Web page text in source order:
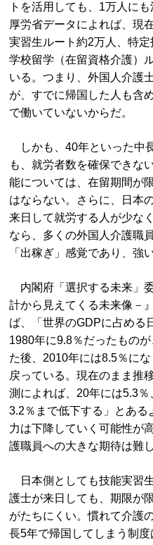
トを活用しても、1万人に
厚労省データによれば、現
実習生ルート約2万人、特
学校留学（在留資格介護）
いる。つまり、外国人介護
が、すでに帰国した人も含
で働いていないからだ。
しかも、40年といった中
も、就労者数を確保できな
能については、在留期間が
はならない。さらに、日本
来日して就労する人が少な
なら、多くの外国人介護職
「出稼ぎ」感覚であり、強
内閣府「選択する未来」
計から見えてくる未来像－
ば、「世界のGDPに占める
1980年に9.8％だったもの
た後、2010年には8.5％に
戻っている。現在のまま推
測によれば、20年には5.3
3.2％まで低下する」とあ
力は下降していく可能性が
護職員への大きな期待は難
日本側としても技能実習
護士が来日しても、期限が
がたちにくい。慣れて介護
長5年で帰国してしまう制